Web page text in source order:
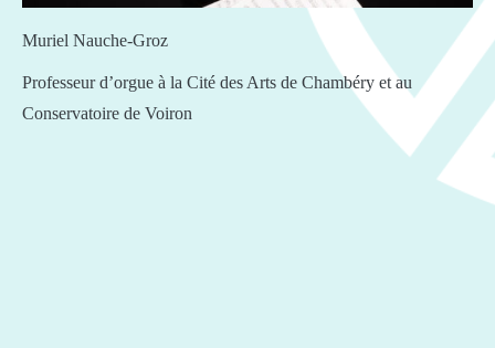
Muriel Nauche-Groz
Professeur d’orgue à la Cité des Arts de Chambéry et au
Conservatoire de Voiron